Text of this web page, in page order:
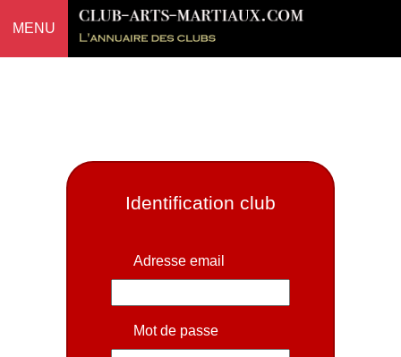
MENU
Identification club
Adresse email
Mot de passe